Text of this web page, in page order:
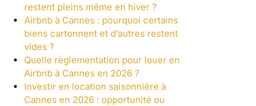
restent pleins même en hiver ?
Airbnb à Cannes : pourquoi certains
biens cartonnent et d’autres restent
vides ?
Quelle règlementation pour louer en
Airbnb à Cannes en 2026 ?
Investir en location saisonnière à
Cannes en 2026 : opportunité ou